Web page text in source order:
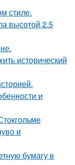
стиле.
высотой 2.5
исторический
и
и
бумагу в